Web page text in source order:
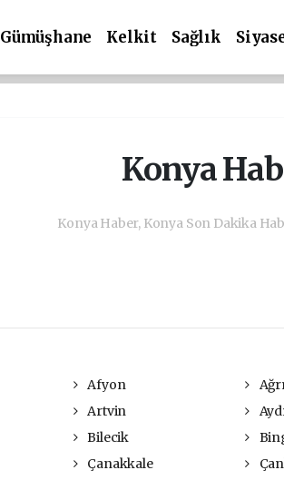
Gümüşhane Kelkit Sağlık
Konya
Konya Haber, Konya Son Dakika
Afyon
Artvin
Bilecik
Çanakkale